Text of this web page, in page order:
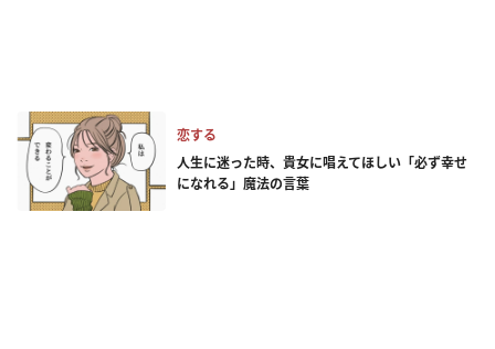
恋する
人生に迷った時、貴女に唱えてほしい「必ず幸せ
になれる」魔法の言葉